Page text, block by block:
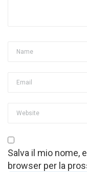
Salva il mio nome,
browser per la